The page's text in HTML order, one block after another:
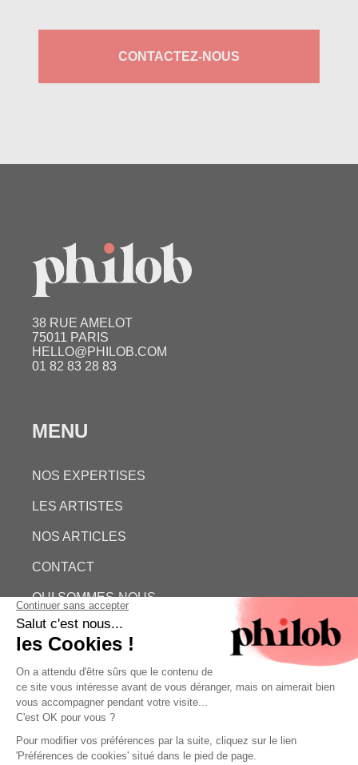
CONTACTEZ-NOUS
38 RUE AMELOT
75011 PARIS
HELLO@PHILOB.COM
01 82 83 28 83
MENU
NOS EXPERTISES
LES ARTISTES
NOS ARTICLES
CONTACT
QUI SOMMES-NOUS
ESTIMATION GRATUITE
PHILOB
MENTIONS LÉGALES